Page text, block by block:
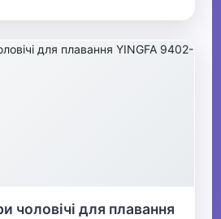
чоловічі для плавання